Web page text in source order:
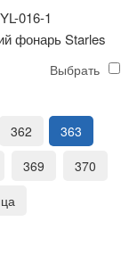
016-1
фонарь Starles
кристалл
Выбрать
362
363
369
370